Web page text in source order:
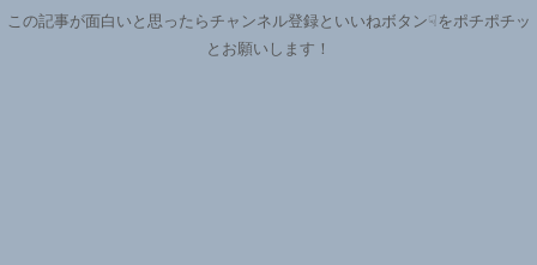
この記事が面白いと思ったらチャンネル登録といいねボタン☟をポチポチッ
とお願いします！